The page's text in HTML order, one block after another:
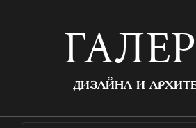
ДИЗАЙНА И